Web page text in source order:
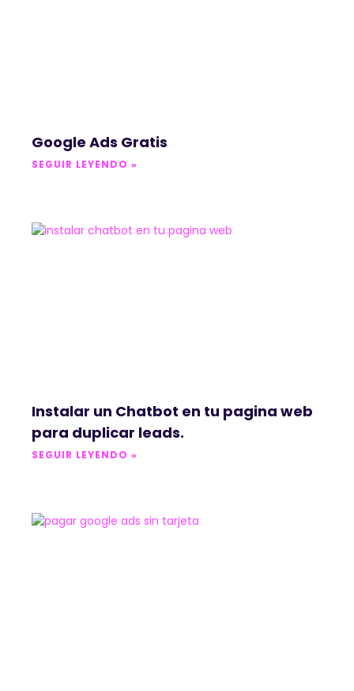
Google Ads Gratis
SEGUIR LEYENDO »
Instalar un Chatbot en tu pagina web
para duplicar leads.
SEGUIR LEYENDO »